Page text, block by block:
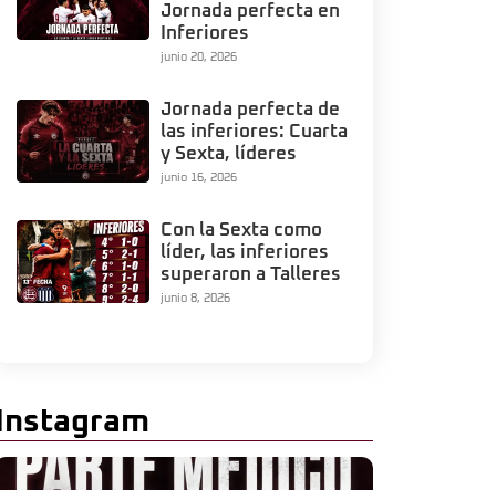
Jornada perfecta en
Inferiores
junio 20, 2026
Jornada perfecta de
las inferiores: Cuarta
y Sexta, líderes
junio 16, 2026
Con la Sexta como
líder, las inferiores
superaron a Talleres
junio 8, 2026
Instagram